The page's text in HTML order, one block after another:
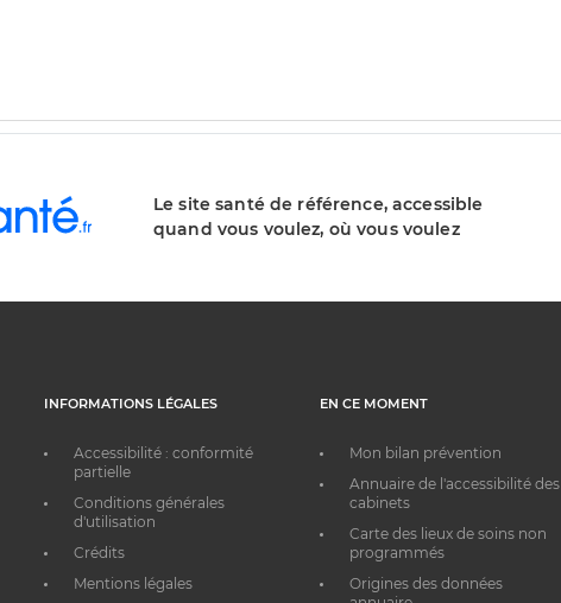
Le site santé de référence, accessible
quand vous voulez, où vous voulez
INFORMATIONS LÉGALES
Accessibilité : conformité
partielle
Conditions générales
d'utilisation
Crédits
Mentions légales
EN CE MOMENT
Mon bilan prévention
Annuaire de l'accessibilité des
cabinets
Carte des lieux de soins non
programmés
Origines des données